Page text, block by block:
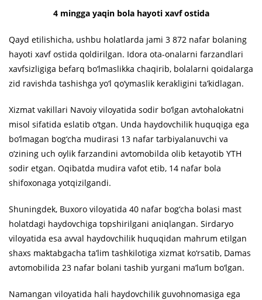
4 mingga yaqin bola hayoti xavf ostida
Qayd etilishicha, ushbu holatlarda jami 3 872 nafar bolaning
hayoti xavf ostida qoldirilgan. Idora ota-onalarni farzandlari
xavfsizligiga befarq bo‘lmaslikka chaqirib, bolalarni qoidalarga
zid ravishda tashishga yo‘l qo‘ymaslik kerakligini ta’kidlagan.
Xizmat vakillari Navoiy viloyatida sodir bo‘lgan avtohalokatni
misol sifatida eslatib o‘tgan. Unda haydovchilik huquqiga ega
bo‘lmagan bog‘cha mudirasi 13 nafar tarbiyalanuvchi va
o‘zining uch oylik farzandini avtomobilda olib ketayotib YTH
sodir etgan. Oqibatda mudira vafot etib, 14 nafar bola
shifoxonaga yotqizilgandi.
Shuningdek, Buxoro viloyatida 40 nafar bog‘cha bolasi mast
holatdagi haydovchiga topshirilgani aniqlangan. Sirdaryo
viloyatida esa avval haydovchilik huquqidan mahrum etilgan
shaxs maktabgacha ta’lim tashkilotiga xizmat ko‘rsatib, Damas
avtomobilida 23 nafar bolani tashib yurgani ma’lum bo‘lgan.
Namangan viloyatida hali haydovchilik guvohnomasiga ega